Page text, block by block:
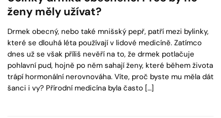
ženy měly užívat?
Drmek obecný, nebo také mnišský pepř, patří mezi bylinky,
které se dlouhá léta používají v lidové medicíně. Zatímco
dnes už se však příliš nevěří na to, že drmek potlačuje
pohlavní pud, hojně po něm sahají ženy, které během života
trápí hormonální nerovnováha. Víte, proč byste mu měla dát
šanci i vy? Přírodní medicína byla často […]